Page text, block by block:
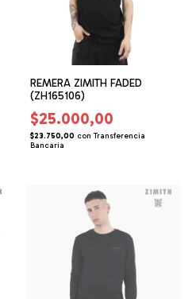
REMERA ZIMITH FADED
(ZH165106)
$25.000,00
$23.750,00 con Transferencia
Bancaria